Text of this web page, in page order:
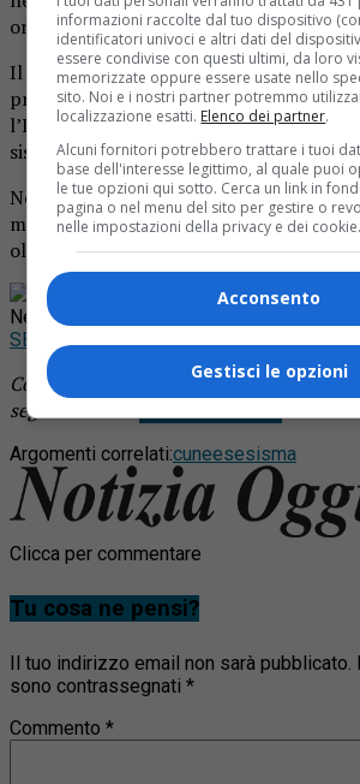
ore 6.52 del mattino.
Il terremoto ha avuto come epicentro
provincia di Cuneo, interessando
l’Italia e la Francia. La profondità
sismica è stata di circa 7.4 chilometri.
Non si segnalano danni a persone o
magnitudo è bassa, e raramente con
oltre la percezione ai piani più alti degli
Rimani aggiornato
News!
SEGUICI
Continua a leggere le notizie di Notizia
segui la nostra
Argomenti correlati:cuneesesisma
Clicca per commentare
Tu cosa ne pensi?
Il tuo indirizzo email non sarà pubblicato.
sono contrassegnati *
Commento *
informazioni raccolte dal tuo dispositivo
identificatori univoci e altri dati del
essere condivise con questi ultimi, da loro
memorizzate oppure essere usate nello
sito. Noi e i nostri partner potremmo
localizzazione esatti. Elenco dei partner.
Alcuni fornitori potrebbero trattare i tuoi
base dell'interesse legittimo, al quale puoi
le tue opzioni qui sotto. Cerca un link in
pagina o nel menu del sito per gestire o
nelle impostazioni della privacy e dei cookie.
Acconsento
Gestisci le opzioni